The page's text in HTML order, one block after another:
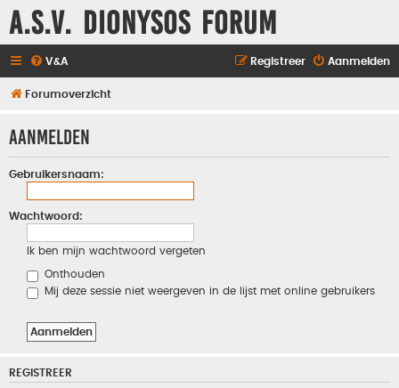
A.S.V. Dionysos Forum
V&A Aanmelden
Registreer
Forumoverzicht
Aanmelden
Gebruikersnaam:
Wachtwoord:
Ik ben mijn wachtwoord vergeten
Onthouden
Mij deze sessie niet weergeven in de lijst met online gebruikers
REGISTREER